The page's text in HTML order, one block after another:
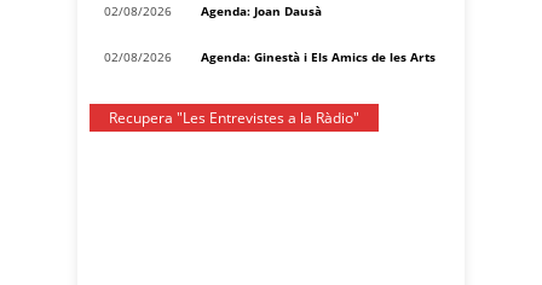
02/08/2026 Agenda: Joan Dausà
02/08/2026 Agenda: Ginestà i Els Amics de les Arts
Recupera "Les Entrevistes a la Ràdio"